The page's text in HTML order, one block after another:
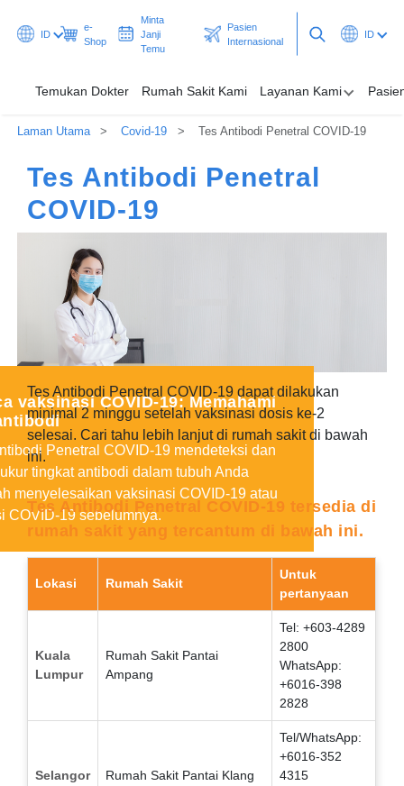
ID
e-
Shop
Minta
Janji
Temu
Pasien
Internasional
ID
Temukan Dokter Rumah Sakit Kami Layanan Kami
Rumah Sakit Kami
Layanan Kami
Pasien & Pengunjung
Promosi & Program
Pusat Kesehatan
Minta Janji Temu Pasien Internasional
Laman Utama Covid-19 Tes Antibodi Penetral COVID-19
Tes Antibodi Penetral
COVID-19
vaksinasi COVID-19: Memahami
Penetral COVID-19 mendeteksi dan
tingkat antibodi dalam tubuh Anda
menyelesaikan vaksinasi COVID-19 atau
COVID-19 sebelumnya.
Tes Antibodi Penetral COVID-19 dapat dilakukan
minimal 2 minggu setelah vaksinasi dosis ke-2
selesai. Cari tahu lebih lanjut di rumah sakit di bawah
ini.
Tes Antibodi Penetral COVID-19 tersedia di
rumah sakit yang tercantum di bawah ini.
Lokasi Rumah Sakit
Untuk
pertanyaan
Kuala
Lumpur
Rumah Sakit Pantai
Ampang
Tel: +603-4289
2800
WhatsApp:
+6016-398
2828
Selangor Rumah Sakit Pantai Klang
Tel/WhatsApp:
+6016-352
4315